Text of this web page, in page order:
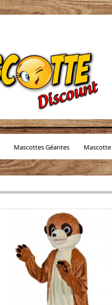
Mascottes Géantes